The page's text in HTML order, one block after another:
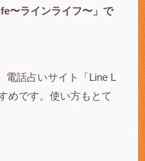
〜ラインライフ〜」で
電話占いサイト「Line L
めです。使い方もとて